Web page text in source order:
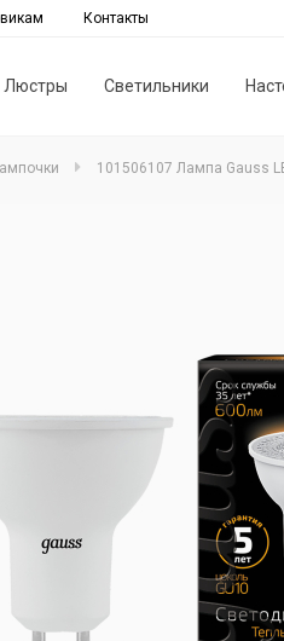
Люстры Светильники
Контакты
101506107 Лампа Gauss